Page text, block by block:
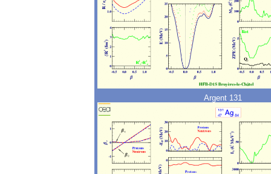
Argent 131